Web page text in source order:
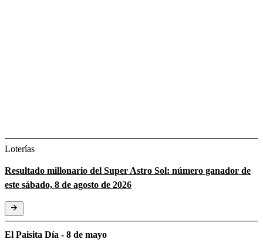
Loterías
Resultado millonario del Super Astro Sol: número ganador de
este sábado, 8 de agosto de 2026
El Paisita Día - 8 de mayo